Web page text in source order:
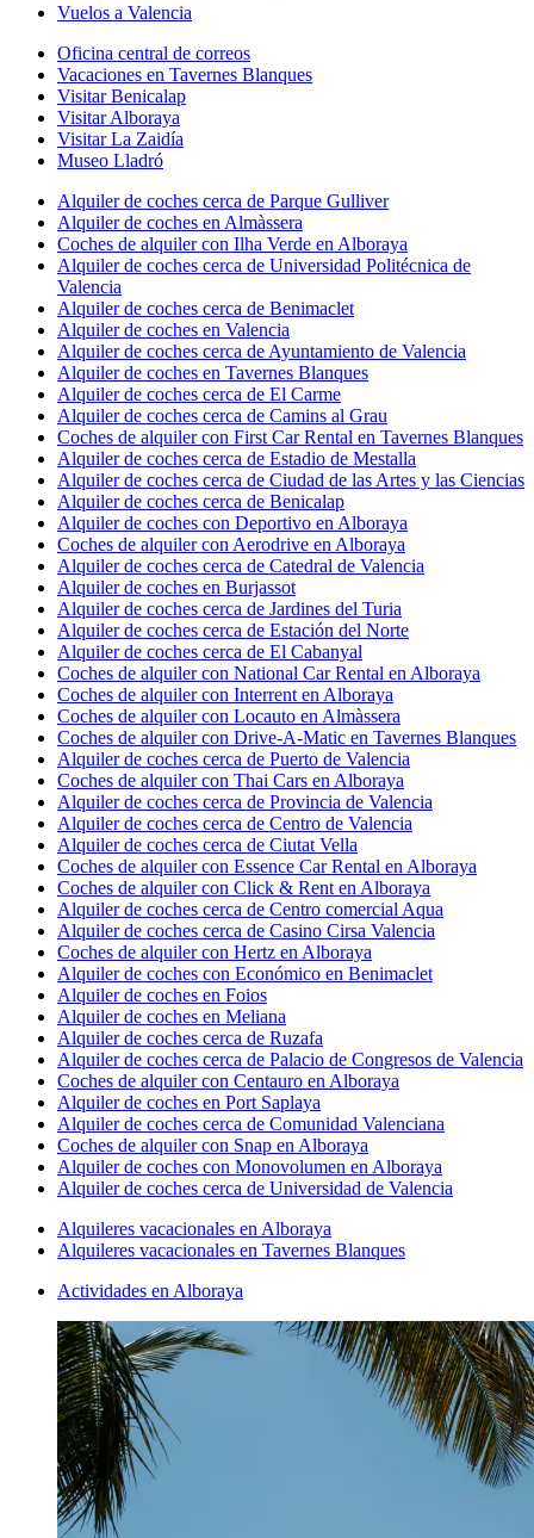
Vuelos a Valencia
Oficina central de correos
Vacaciones en Tavernes Blanques
Visitar Benicalap
Visitar Alboraya
Visitar La Zaidía
Museo Lladró
Alquiler de coches cerca de Parque Gulliver
Alquiler de coches en Almàssera
Coches de alquiler con Ilha Verde en Alboraya
Alquiler de coches cerca de Universidad Politécnica de
Valencia
Alquiler de coches cerca de Benimaclet
Alquiler de coches en Valencia
Alquiler de coches cerca de Ayuntamiento de Valencia
Alquiler de coches en Tavernes Blanques
Alquiler de coches cerca de El Carme
Alquiler de coches cerca de Camins al Grau
Coches de alquiler con First Car Rental en Tavernes Blanques
Alquiler de coches cerca de Estadio de Mestalla
Alquiler de coches cerca de Ciudad de las Artes y las Ciencias
Alquiler de coches cerca de Benicalap
Alquiler de coches con Deportivo en Alboraya
Coches de alquiler con Aerodrive en Alboraya
Alquiler de coches cerca de Catedral de Valencia
Alquiler de coches en Burjassot
Alquiler de coches cerca de Jardines del Turia
Alquiler de coches cerca de Estación del Norte
Alquiler de coches cerca de El Cabanyal
Coches de alquiler con National Car Rental en Alboraya
Coches de alquiler con Interrent en Alboraya
Coches de alquiler con Locauto en Almàssera
Coches de alquiler con Drive-A-Matic en Tavernes Blanques
Alquiler de coches cerca de Puerto de Valencia
Coches de alquiler con Thai Cars en Alboraya
Alquiler de coches cerca de Provincia de Valencia
Alquiler de coches cerca de Centro de Valencia
Alquiler de coches cerca de Ciutat Vella
Coches de alquiler con Essence Car Rental en Alboraya
Coches de alquiler con Click & Rent en Alboraya
Alquiler de coches cerca de Centro comercial Aqua
Alquiler de coches cerca de Casino Cirsa Valencia
Coches de alquiler con Hertz en Alboraya
Alquiler de coches con Económico en Benimaclet
Alquiler de coches en Foios
Alquiler de coches en Meliana
Alquiler de coches cerca de Ruzafa
Alquiler de coches cerca de Palacio de Congresos de Valencia
Coches de alquiler con Centauro en Alboraya
Alquiler de coches en Port Saplaya
Alquiler de coches cerca de Comunidad Valenciana
Coches de alquiler con Snap en Alboraya
Alquiler de coches con Monovolumen en Alboraya
Alquiler de coches cerca de Universidad de Valencia
Alquileres vacacionales en Alboraya
Alquileres vacacionales en Tavernes Blanques
Actividades en Alboraya